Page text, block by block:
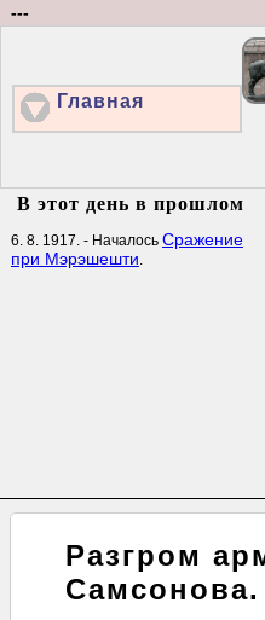
---
Главная
В этот день в прошлом
6. 8. 1917. - Началось Сражение
при Мэрэшешти.
Разгром
Самсонова.